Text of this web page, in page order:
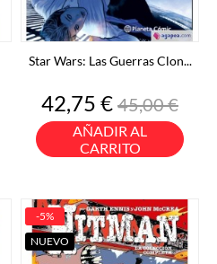
Star Wars: Las Guerras Clon...
Precio
42,75 €Precio
base
45,00 €
AÑADIR AL
CARRITO
-5%
NUEVO